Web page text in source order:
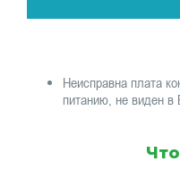
Неисправна плата
питанию, не виден в